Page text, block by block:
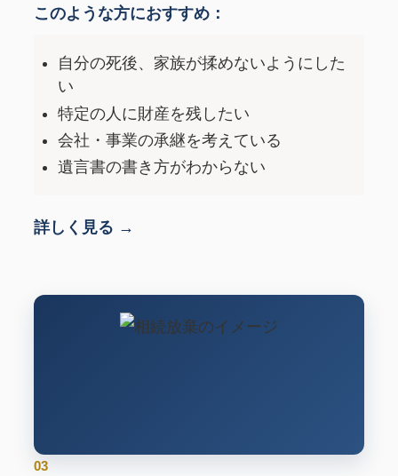
このような方におすすめ：
自分の死後、家族が揉めないようにした
い
特定の人に財産を残したい
会社・事業の承継を考えている
遺言書の書き方がわからない
詳しく見る →
03